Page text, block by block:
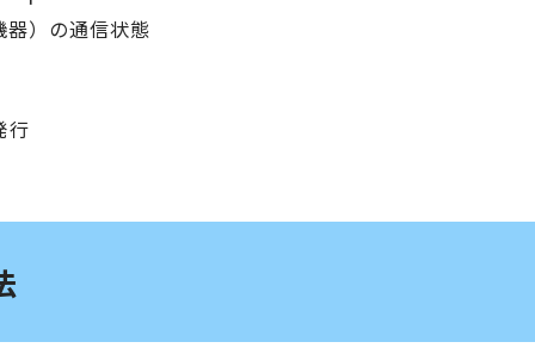
）の通信状態
行